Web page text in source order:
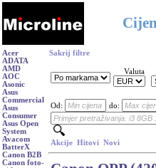
Acer
ADATA
AMD
AOC
Asonic
Asus
Commercial
Asus
Consumer
Asus Open
System
Avacom
BatterX
Canon B2B
Canon foto-
Sakrij filtre
Valuta
Od: do:
Akcije Hitovi Novi